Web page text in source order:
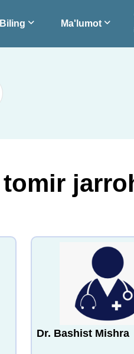
Ma'lumot
Dr. Bashist Mishra